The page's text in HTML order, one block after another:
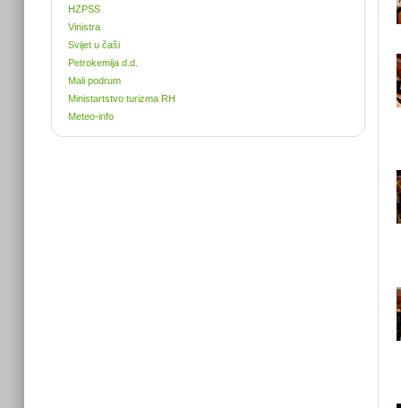
HZPSS
Vinistra
Svijet u čaši
Petrokemija d.d.
Mali podrum
Ministartstvo turizma RH
Meteo-info